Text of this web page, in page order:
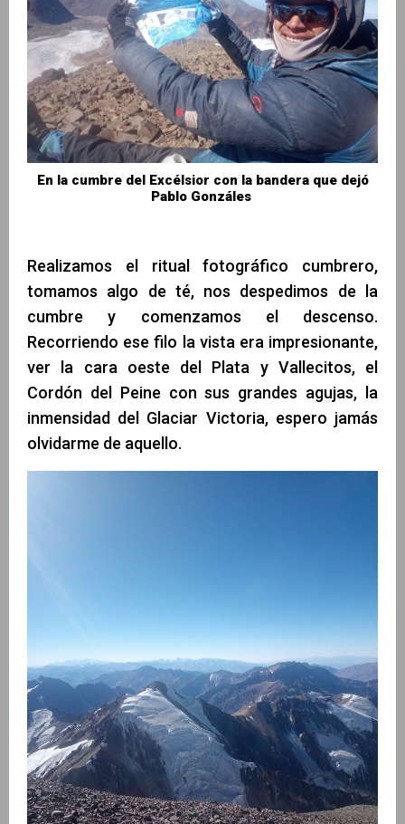
En la cumbre del Excélsior con la bandera que dejó
Pablo Gonzáles
Realizamos el ritual fotográfico cumbrero,
tomamos algo de té, nos despedimos de la
cumbre y comenzamos el descenso.
Recorriendo ese filo la vista era impresionante,
ver la cara oeste del Plata y Vallecitos, el
Cordón del Peine con sus grandes agujas, la
inmensidad del Glaciar Victoria, espero jamás
olvidarme de aquello.